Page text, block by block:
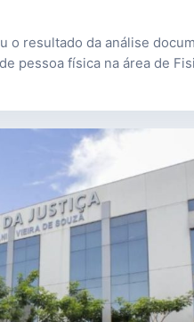
o resultado da análise
pessoa física na área de